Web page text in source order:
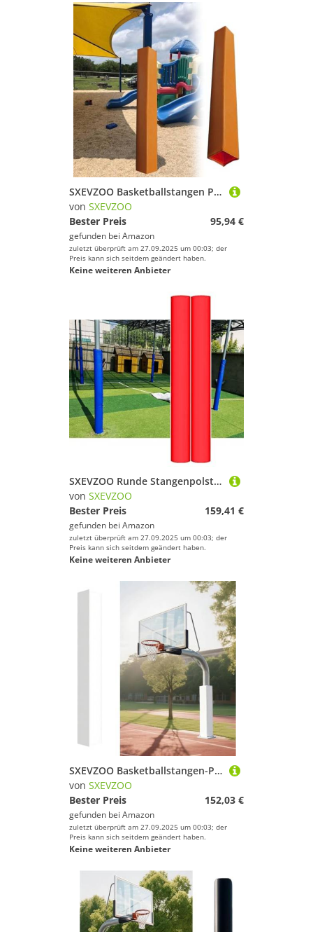
SXEVZOO Basketballstangen Polster 4 5 6Fuß Hoch Spielplatz-Polsterung für 8x8cm bis 20x20cm Vierkantstangen-Polsterhülle für Draußen und Drinnen(Orange 4ft,15x15cm Pole)
von SXEVZOO
Bester Preis
95,94 €
gefunden bei Amazon
zuletzt überprüft am 27.09.2025 um 00:03; der
Preis kann sich seitdem geändert haben.
Keine weiteren Anbieter
SXEVZOO Runde Stangenpolster 2er-Pack 71 Zoll, Wasserdichter Schaumstoff Umwickelbare Basketball-Polster, Für Outdoor-/Hallenplätze, Garagen, Kellerstangenabdeckung(Red,12cm/4.7" Pole)
von SXEVZOO
Bester Preis
159,41 €
gefunden bei Amazon
zuletzt überprüft am 27.09.2025 um 00:03; der
Preis kann sich seitdem geändert haben.
Keine weiteren Anbieter
SXEVZOO Basketballstangen-Polsterung 180cm Hoch Basketball-Pfostenpolster für 8x8-20x20cm Vierkantstangen Allwetter-Wasserdicht Schutzpolster für Keller Garage(White,14x14cm Pole)
von SXEVZOO
Bester Preis
152,03 €
gefunden bei Amazon
zuletzt überprüft am 27.09.2025 um 00:03; der
Preis kann sich seitdem geändert haben.
Keine weiteren Anbieter